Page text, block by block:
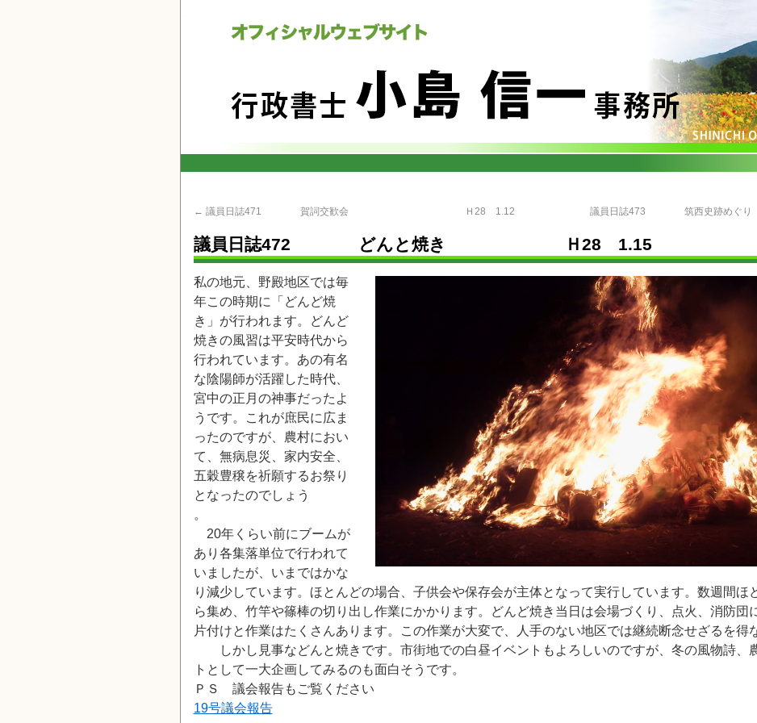
← 議員日誌471 賀詞交歓会 Ｈ28 1.12 議員日誌473 筑西史跡
議員日誌472 どんと焼き Ｈ28 1.15
私の地元、野殿地区では毎
年この時期に「どんど焼
き」が行われます。どんど
焼きの風習は平安時代から
行われています。あの有名
な陰陽師が活躍した時代、
宮中の正月の神事だったよ
うです。これが庶民に広ま
ったのですが、農村におい
て、無病息災、家内安全、
五穀豊穣を祈願するお祭り
となったのでしょう
。
20年くらい前にブームが
あり各集落単位で行われて
いましたが、いまではかな
り減少しています。ほとんどの場合、子供会や保存会が主体となって実行しています。数週間ほ
ら集め、竹竿や篠棒の切り出し作業にかかります。どんど焼き当日は会場づくり、点火、消防団
片付けと作業はたくさんあります。この作業が大変で、人手のない地区では継続断念せざるを得
しかし見事などんと焼きです。市街地での白昼イベントもよろしいのですが、冬の風物詩、
トとして一大企画してみるのも面白そうです。
ＰＳ 議会報告もご覧ください
19号議会報告